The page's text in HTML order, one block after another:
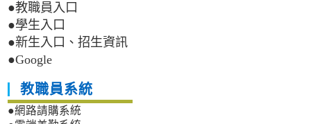
●教職員入口
●學生入口
●新生入口、招生資訊
●Google
教職員系統
●網路請購系統